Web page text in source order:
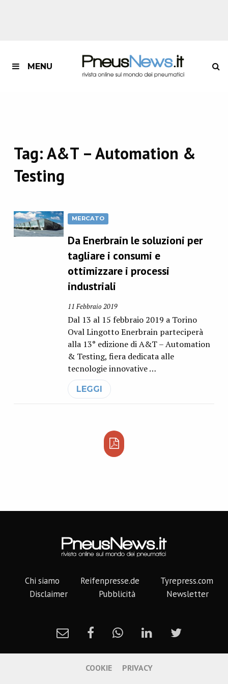
MENU
Tag:A&T – Automation &
Testing
MERCATO
Da Enerbrain le soluzioni per
tagliare i consumi e
ottimizzare i processi
industriali
11 Febbraio 2019
Dal 13 al 15 febbraio 2019 a Torino
Oval Lingotto Enerbrain parteciperà
alla 13° edizione di A&T – Automation
& Testing, fiera dedicata alle
tecnologie innovative …
LEGGI
Chi siamo Reifenpresse.de
Tyrepress.com
Disclaimer
Pubblicità Newsletter
COOKIE PRIVACY